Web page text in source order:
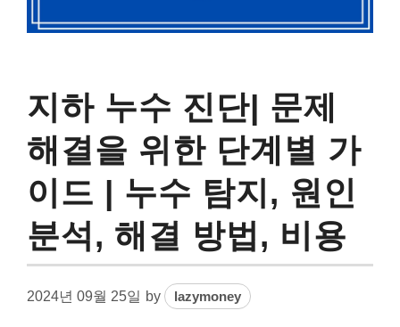
지하 누수 진단| 문제
해결을 위한 단계별 가
이드 | 누수 탐지, 원인
분석, 해결 방법, 비용
2024년 09월 25일 by lazymoney